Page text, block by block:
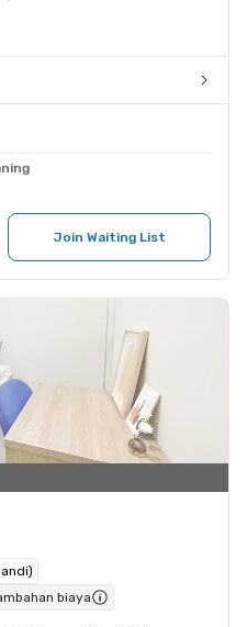
Join Waiting List
biaya